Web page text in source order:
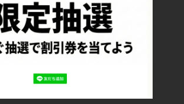
づく表記
シー
て